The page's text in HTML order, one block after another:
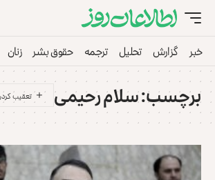
خبر گزارش تحلیل ترجمه حقوق بشر زنان
برچسب:سلام رحیمی